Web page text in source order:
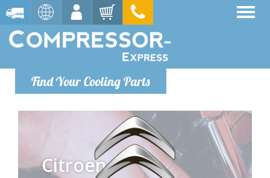
Find Your Cooling Parts
Citroen